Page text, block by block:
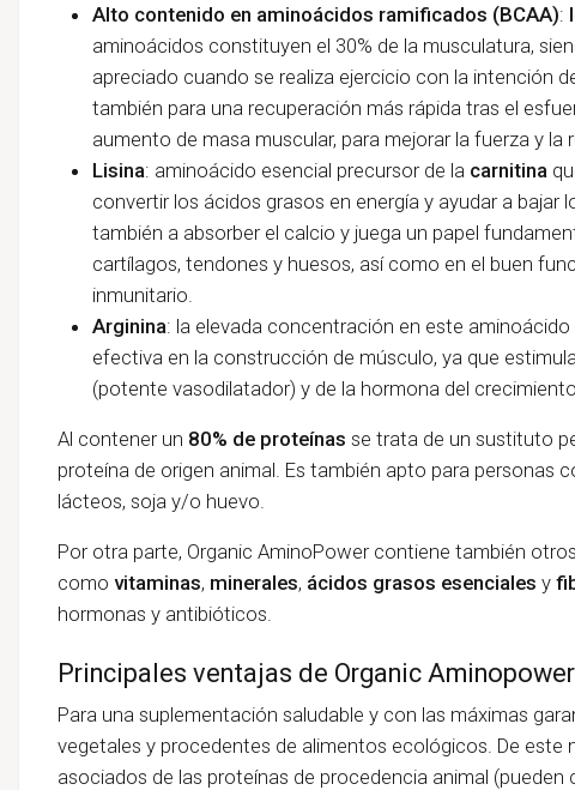
Alto contenido en aminoácidos ramificados (BCAA):
aminoácidos constituyen el 30% de la musculatura,
apreciado cuando se realiza ejercicio con la intención
también para una recuperación más rápida tras el
aumento de masa muscular, para mejorar la fuerza y la
Lisina: aminoácido esencial precursor de la carnitina
convertir los ácidos grasos en energía y ayudar a bajar
también a absorber el calcio y juega un papel
cartílagos, tendones y huesos, así como en el buen
inmunitario.
Arginina: la elevada concentración en este
efectiva en la construcción de músculo, ya que
(potente vasodilatador) y de la hormona del
Al contener un 80% de proteínas se trata de un sustituto
proteína de origen animal. Es también apto para personas
lácteos, soja y/o huevo.
Por otra parte, Organic AminoPower contiene también
como vitaminas, minerales, ácidos grasos esenciales y
hormonas y antibióticos.
Principales ventajas de Organic Aminopower
Para una suplementación saludable y con las máximas
vegetales y procedentes de alimentos ecológicos. De este
asociados de las proteínas de procedencia animal